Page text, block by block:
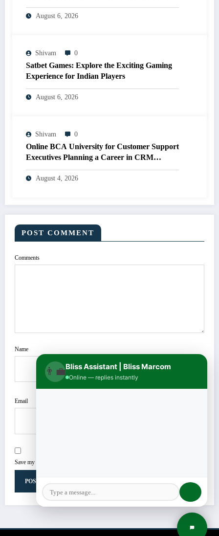
August 6, 2026
Shivam 0
Satbet Games: Explore the Exciting Gaming
Experience for Indian Players
August 6, 2026
Shivam 0
Online BCA University for Customer Support
Executives Planning a Career in CRM
Development
August 4, 2026
POST COMMENT
Comments
Name
Email
Save my name, email, and website in this browser for the next time I comment.
👨‍💼Bliss Assistant | Bliss Marcom
Online — replies instantly